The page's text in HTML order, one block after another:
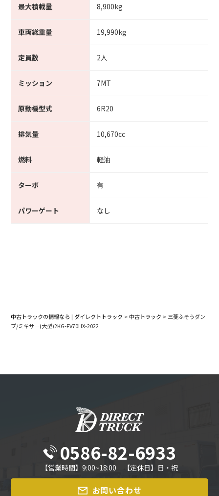
最大積載量 8,900kg
車両総重量 19,990kg
定員数 2人
ミッション 7MT
原動機型式 6R20
排気量 10,670cc
燃料 軽油
ターボ 有
パワーゲート なし
中古トラックの情報なら | ダイレクトトラック > 中古トラック > 三菱ふそうダン
プ/ミキサー(大型)2KG-FV70HX-2022
0586-82-6933
【営業時間】9:00~18:00 【定休日】日・祝
お問い合わせ